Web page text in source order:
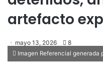
artefacto
mayo 13, 2026 8
Imagen Referencial generada